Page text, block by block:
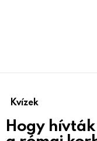
Kvízek
Hogy